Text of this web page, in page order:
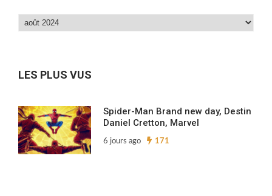
Dans
LES PLUS VUS
Spider-Man Brand new day, Destin
Daniel Cretton, Marvel
6 jours ago 171